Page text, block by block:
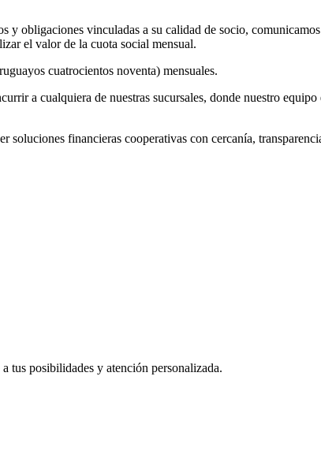
y obligaciones vinculadas a su calidad de socio,
el valor de la cuota social mensual.
cuatrocientos noventa) mensuales.
a cualquiera de nuestras sucursales, donde nuestro equipo
financieras cooperativas con cercanía,
tus posibilidades y atención personalizada.